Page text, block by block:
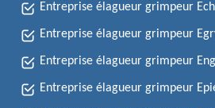
Entreprise élagueur grimpeur
Entreprise élagueur grimpeur
Entreprise élagueur grimpeur
Entreprise élagueur grimpeur